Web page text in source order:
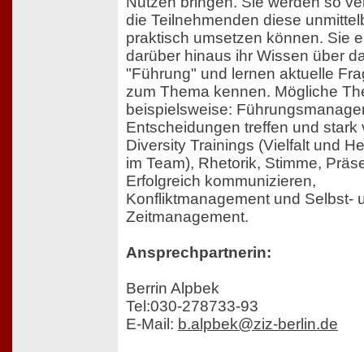
die Teilnehmenden diese
praktisch umsetzen können. Sie
darüber hinaus ihr Wissen über
"Führung" und lernen aktuelle
zum Thema kennen. Mögliche
beispielsweise:
Entscheidungen treffen und stark
Diversity Trainings (Vielfalt und
im Team), Rhetorik, Stimme,
Erfolgreich kommunizieren,
Konfliktmanagement und Selbst-
Zeitmanagement.
Ansprechpartnerin:
Berrin Alpbek
Tel:030-278733-93
E-Mail: b.alpbek@ziz-berlin.de